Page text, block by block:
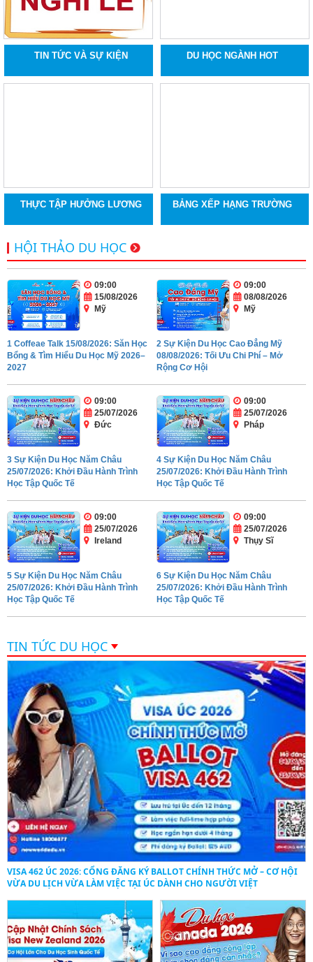
TIN TỨC VÀ SỰ KIỆN DU HỌC NGÀNH HOT
THỰC TẬP HƯỞNG LƯƠNG BẢNG XẾP HẠNG TRƯỜNG
HỘI THẢO DU HỌC
09:00
15/08/2026
Mỹ
1 Coffeae Talk 15/08/2026: Săn Học
Bổng & Tìm Hiểu Du Học Mỹ 2026–
2027
09:00
08/08/2026
Mỹ
2 Sự Kiện Du Học Cao Đẳng Mỹ
08/08/2026: Tối Ưu Chi Phí – Mở
Rộng Cơ Hội
09:00
25/07/2026
Đức
3 Sự Kiện Du Học Năm Châu
25/07/2026: Khởi Đầu Hành Trình
Học Tập Quốc Tế
09:00
25/07/2026
Pháp
4 Sự Kiện Du Học Năm Châu
25/07/2026: Khởi Đầu Hành Trình
Học Tập Quốc Tế
09:00
25/07/2026
Ireland
5 Sự Kiện Du Học Năm Châu
25/07/2026: Khởi Đầu Hành Trình
Học Tập Quốc Tế
09:00
25/07/2026
Thụy Sĩ
6 Sự Kiện Du Học Năm Châu
25/07/2026: Khởi Đầu Hành Trình
Học Tập Quốc Tế
TIN TỨC DU HỌC
VISA 462 ÚC 2026: CỔNG ĐĂNG KÝ BALLOT CHÍNH THỨC MỞ – CƠ HỘI
VỪA DU LỊCH VỪA LÀM VIỆC TẠI ÚC DÀNH CHO NGƯỜI VIỆT